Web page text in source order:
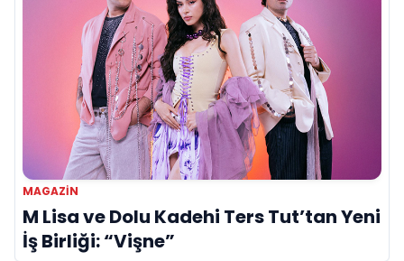
MAGAZIN
M Lisa ve Dolu Kadehi Ters Tut’tan Yeni
İş Birliği: “Vişne”